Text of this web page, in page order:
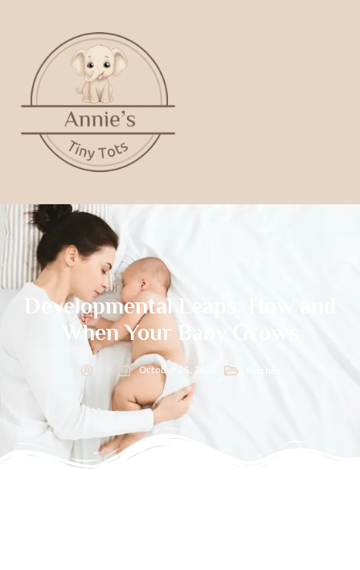
Developmental Leaps: How and
When Your Baby Grows
October 25, 2025